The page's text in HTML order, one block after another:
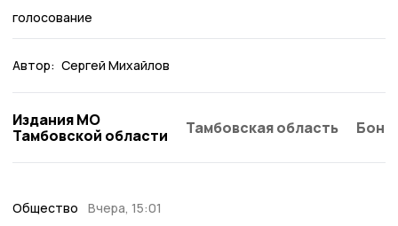
голосование
Автор: Сергей Михайлов
Издания МО
Тамбовской области
Тамбовская область
Общество Вчера, 15:01